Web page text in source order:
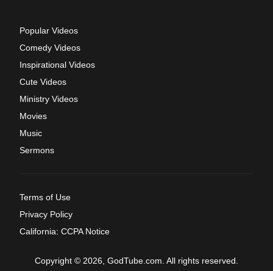
Popular Videos
Comedy Videos
Inspirational Videos
Cute Videos
Ministry Videos
Movies
Music
Sermons
Terms of Use
Privacy Policy
California: CCPA Notice
Copyright © 2026, GodTube.com. All rights reserved.